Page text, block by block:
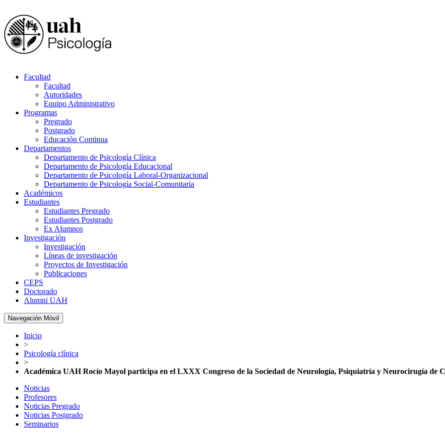
Facultad
Facultad
Autoridades
Equipo Administrativo
Programas
Pregrado
Postgrado
Educación Continua
Departamentos
Departamento de Psicología Clínica
Departamento de Psicología Educacional
Departamento de Psicología Laboral-Organizacional
Departamento de Psicología Social-Comunitaria
Académicos
Estudiantes
Estudiantes Pregrado
Estudiantes Postgrado
Ex Alumnos
Investigación
Investigación
Líneas de investigación
Proyectos de Investigación
Publicaciones
CEPS
Doctorado
Alumni UAH
Navegación Móvil
Inicio
>
Psicología clínica
>
Académica UAH Rocío Mayol participa en el LXXX Congreso de la Sociedad de Neurología, Psiquiatría y Neurocirugía de
Noticias
Profesores
Noticias Pregrado
Noticias Postgrado
Seminarios